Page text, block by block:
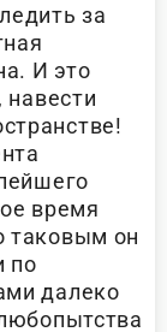
за
И это
навести
время
таковым он
по
далеко